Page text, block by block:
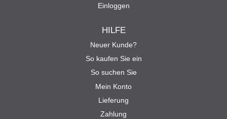
Einloggen
HILFE
Neuer Kunde?
So kaufen Sie ein
So suchen Sie
Mein Konto
Lieferung
Zahlung